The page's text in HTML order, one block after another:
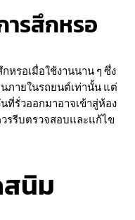
ารสึกหรอ
หรอเมื่อใช้งานนาน ๆ ซึ่ง
ภายในรถยนต์เท่านั้น แต่
ที่รั่วออกมาอาจเข้าสู่ห้อง
รีบตรวจสอบและแก้ไข
สนิม